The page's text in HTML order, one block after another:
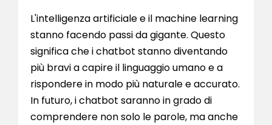
L'intelligenza artificiale e il machine learning
stanno facendo passi da gigante. Questo
significa che i chatbot stanno diventando
più bravi a capire il linguaggio umano e a
rispondere in modo più naturale e accurato.
In futuro, i chatbot saranno in grado di
comprendere non solo le parole, ma anche